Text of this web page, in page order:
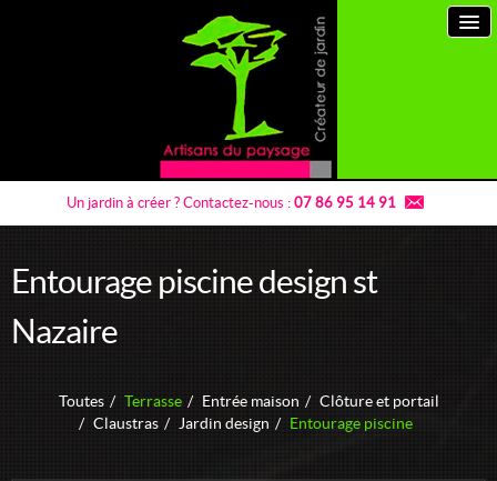
Un jardin à créer ? Contactez-nous : 07 86 95 14 91
Artisans du paysage
Jardins à thème
Entourage piscine design st
Nazaire
Toutes / Terrasse / Entrée maison / Clôture et portail
/ Claustras / Jardin design / Entourage piscine